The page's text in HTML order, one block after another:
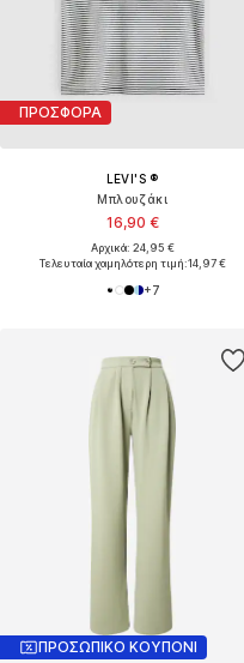
ΠΡΟΣΦΟΡΑ
LEVI'S ®
Μπλουζάκι
16,90 €
Αρχικά: 24,95 €
Τελευταία χαμηλότερη τιμή:14,97 €
+7
ΠΡΟΣΩΠΙΚΟ ΚΟΥΠΟΝΙ